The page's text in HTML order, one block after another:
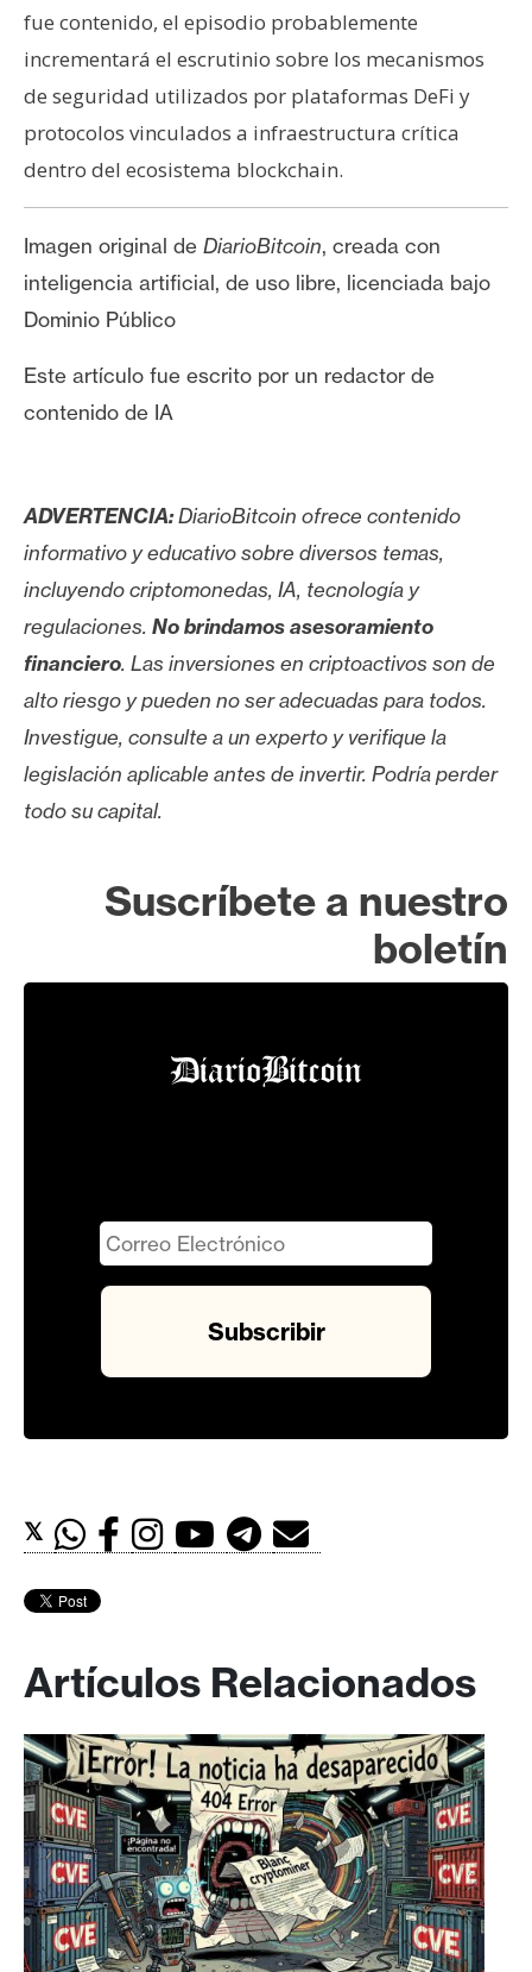
fue contenido, el episodio probablemente
incrementará el escrutinio sobre los mecanismos
de seguridad utilizados por plataformas DeFi y
protocolos vinculados a infraestructura crítica
dentro del ecosistema blockchain.
Imagen original de DiarioBitcoin, creada con
inteligencia artificial, de uso libre, licenciada bajo
Dominio Público
Este artículo fue escrito por un redactor de
contenido de IA
ADVERTENCIA:DiarioBitcoin ofrece contenido
informativo y educativo sobre diversos temas,
incluyendo criptomonedas, IA, tecnología y
regulaciones. No brindamos asesoramiento
financiero. Las inversiones en criptoactivos son de
alto riesgo y pueden no ser adecuadas para todos.
Investigue, consulte a un experto y verifique la
legislación aplicable antes de invertir. Podría perder
todo su capital.
Suscríbete a nuestro
boletín
𝕏
Artículos Relacionados